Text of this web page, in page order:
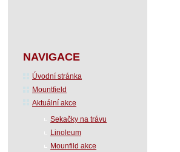
NAVIGACE
Úvodní stránka
Mountfield
Aktuální akce
Sekačky na trávu
Linoleum
Mounfild akce